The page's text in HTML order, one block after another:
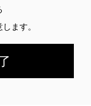
します。